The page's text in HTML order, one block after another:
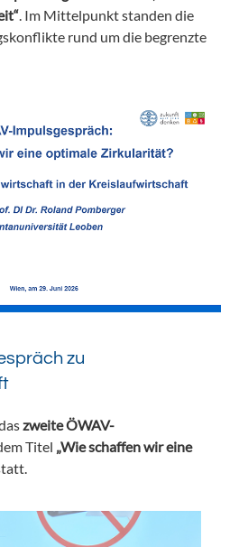
. Im Mittelpunkt standen die
rund um die begrenzte
zu
zweite ÖWAV-
Titel „Wie schaffen wir eine